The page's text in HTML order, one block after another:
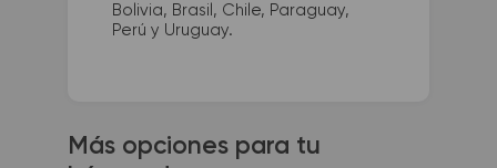
Bolivia, Brasil, Chile, Paraguay,
Perú y Uruguay.
Más opciones para tu